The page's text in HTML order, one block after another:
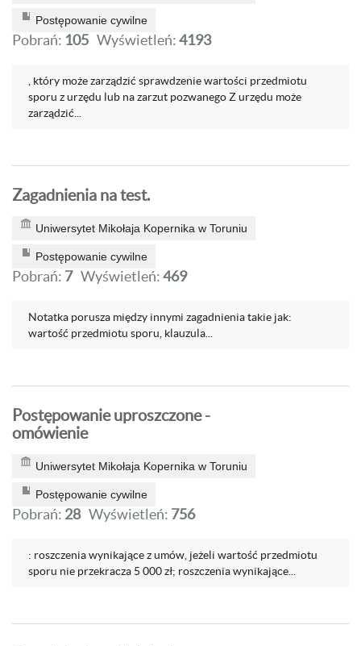
Postępowanie cywilne
Pobrań: 105 Wyświetleń:4193
, który może zarządzić sprawdzenie wartości przedmiotu
sporu z urzędu lub na zarzut pozwanego Z urzędu może
zarządzić...
Zagadnienia na test.
Uniwersytet Mikołaja Kopernika w Toruniu
Postępowanie cywilne
Pobrań: 7 Wyświetleń:469
Notatka porusza między innymi zagadnienia takie jak:
wartość przedmiotu sporu, klauzula...
Postępowanie uproszczone -
omówienie
Uniwersytet Mikołaja Kopernika w Toruniu
Postępowanie cywilne
Pobrań: 28 Wyświetleń: 756
: roszczenia wynikające z umów, jeżeli wartość przedmiotu
sporu nie przekracza 5 000 zł; roszczenia wynikające...